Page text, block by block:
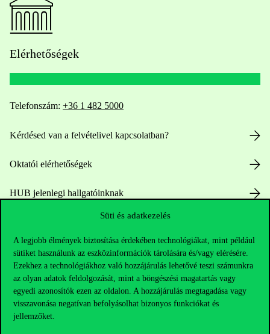
Süti és adatkezelés
A legjobb élmények biztosítása érdekében technológiákat, mint például
sütiket használunk az eszközinformációk tárolására és/vagy elérésére.
Ezekhez a technológiákhoz való hozzájárulás lehetővé teszi számunkra
az olyan adatok feldolgozását, mint a böngészési magatartás vagy
egyedi azonosítók ezen az oldalon. A hozzájárulás megtagadása vagy
visszavonása negatívan befolyásolhat bizonyos funkciókat és
jellemzőket.
Elérhetőségek
Telefonszám: +36 1 482 5000
Kérdésed van a felvételivel kapcsolatban?
Oktatói elérhetőségek
HUB jelenlegi hallgatóinknak
Hasznos linkek